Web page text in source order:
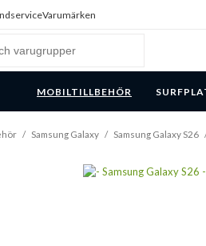
Varumärken
MOBILTILLBEHÖR
/ Samsung Galaxy / Samsung Galaxy S26